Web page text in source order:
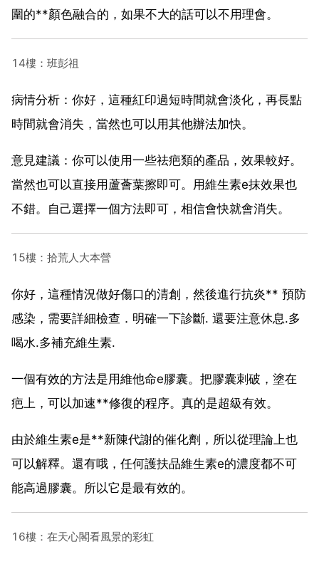
圍的**顏色融合的，如果不大的話可以不用理會。
14樓：班彭祖
病情分析：你好，這種紅印過短時間就會淡化，再長點
時間就會消失，當然也可以用其他辦法加快。
意見建議：你可以使用一些祛疤類的產品，效果較好。
當然也可以直接用蘆薈葉擦即可。用維生素e抹效果也
不錯。自己選擇一個方法即可，相信會快就會消失。
15樓：拾荒人大本營
你好，這種情況做好傷口的清創，然後進行抗炎** 預防
感染，需要詳細檢查．明確一下診斷. 還要注意休息.多
喝水.多補充維生素.
一個有效的方法是用維他命e膠囊。把膠囊刺破，塗在
疤上，可以加速**修復的程序。真的是超級有效。
由於維生素e是**新陳代謝的催化劑，所以從理論上也
可以解釋。還有哦，任何護扶品維生素e的濃度都不可
能高過膠囊。所以它是最有效的。
16樓：在天心閣看風景的彩虹